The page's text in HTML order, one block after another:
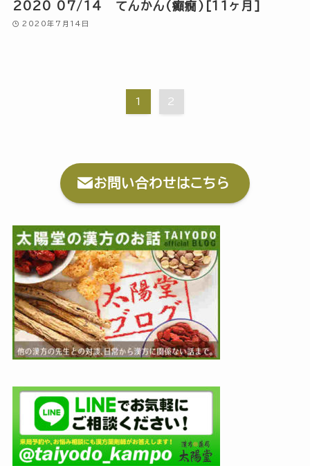
2020 07/14 てんかん(癲癇)[11ヶ月]
2020年7月14日
1 2
お問い合わせはこちら